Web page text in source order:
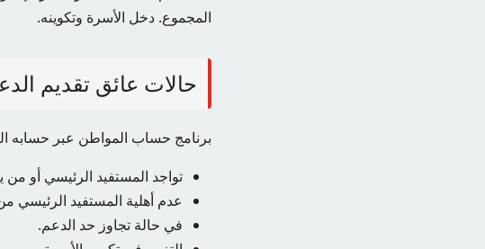
المجموع. دخل الأسرة وتكوينه.
حالات عائق تقديم
برنامج حساب المواطن عبر حسابه
تواجد المستفيد الرئيسي أو من
عدم أهلية المستفيد الرئيسي
في حالة تجاوز حد الدعم.